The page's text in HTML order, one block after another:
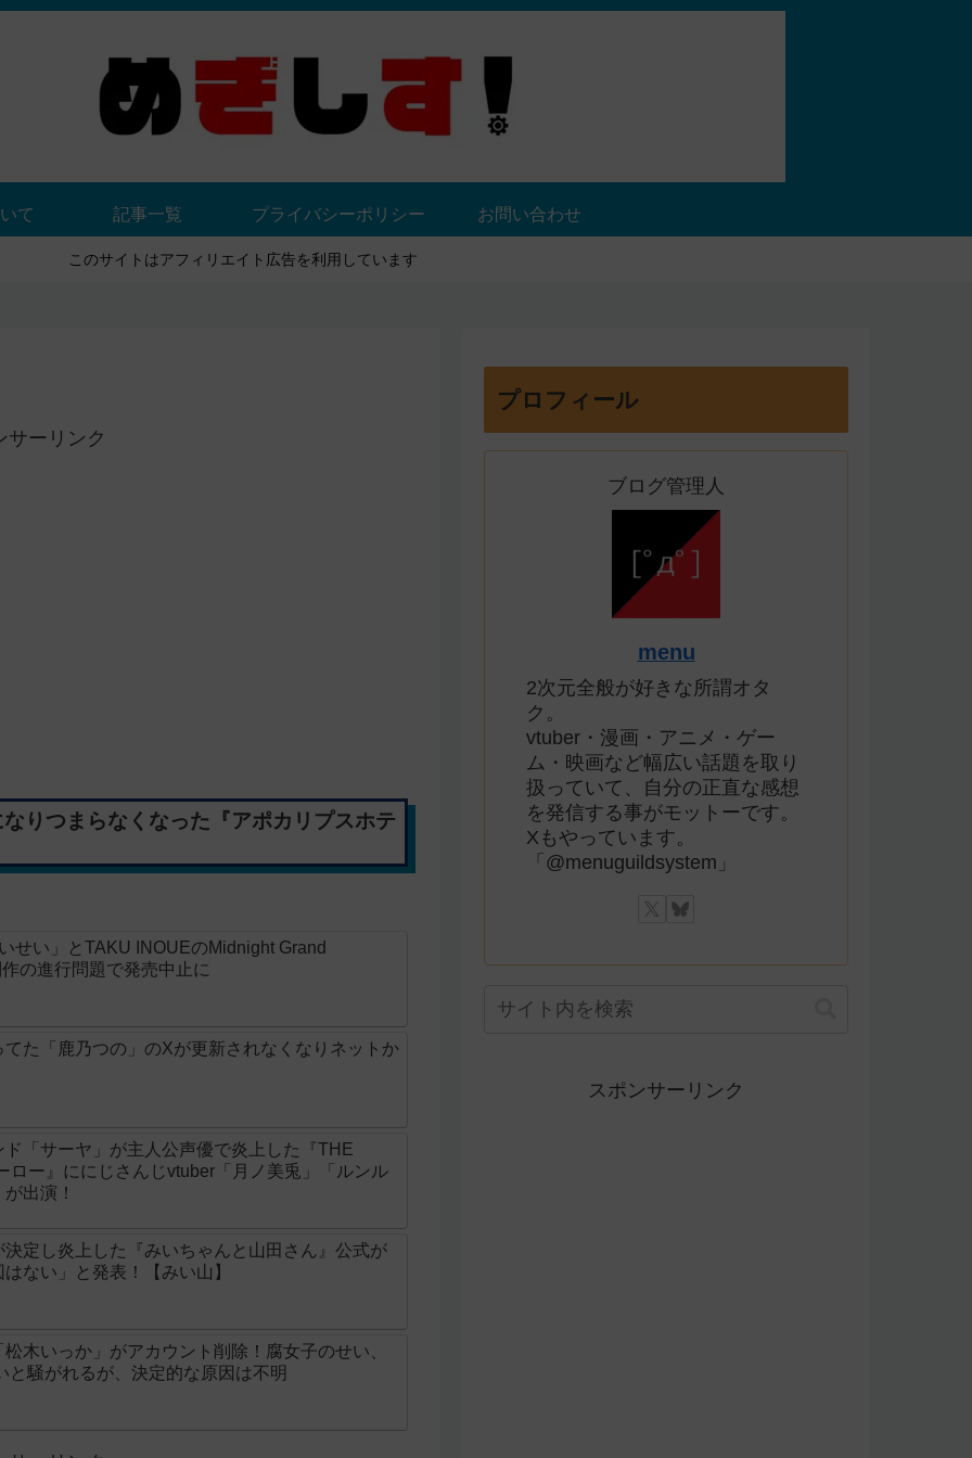
て 記事一覧 プライバシーポリシー お問い合わせ
このサイトはアフィリエイト広告を利用しています
サーリンク
りつまらなくなった『アポカリプスホテ
せい」とTAKU INOUEのMidnight Grand
の進行問題で発売中止に
た「鹿乃つの」のXが更新されなくなりネットか
「サーヤ」が主人公声優で炎上した『THE
ロー』ににじさんじvtuber「月ノ美兎」「ルンル
出演！
定し炎上した『みいちゃんと山田さん』公式が
ない」と発表！【みい山】
木いっか」がアカウント削除！腐女子のせい、
と騒がれるが、決定的な原因は不明
プロフィール
ブログ管理人
menu
2次元全般が好きな所謂オタ
ク。
vtuber・漫画・アニメ・ゲー
ム・映画など幅広い話題を取り
扱っていて、自分の正直な感想
を発信する事がモットーです。
Xもやっています。
「@menuguildsystem」
スポンサーリンク